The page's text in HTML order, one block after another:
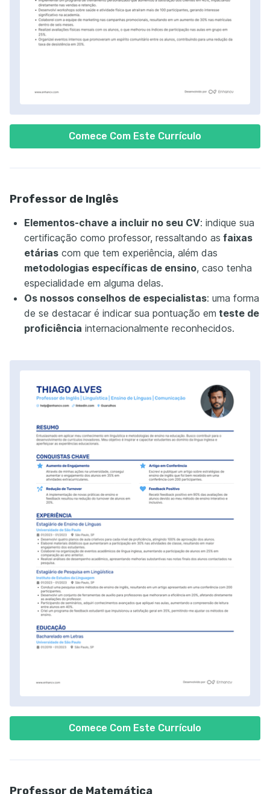
Comece Com Este Currículo
Comece Com Este Currículo
Professor de Inglês
Elementos-chave a incluir no seu CV: indique sua
certificação como professor, ressaltando as faixas
etárias com que tem experiência, além das
metodologias específicas de ensino, caso tenha
especialidade em alguma delas.
Os nossos conselhos de especialistas: uma forma
de se destacar é indicar sua pontuação em teste de
proficiência internacionalmente reconhecidos.
Professor de Matemática